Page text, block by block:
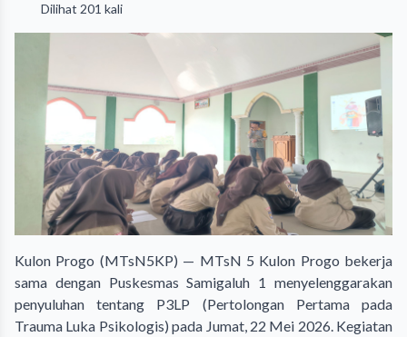
Dilihat 201 kali
Kulon Progo (MTsN5KP) — MTsN 5 Kulon Progo bekerja
sama dengan Puskesmas Samigaluh 1 menyelenggarakan
penyuluhan tentang P3LP (Pertolongan Pertama pada
Trauma Luka Psikologis) pada Jumat, 22 Mei 2026. Kegiatan